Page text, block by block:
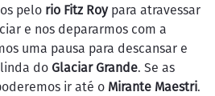
pelo rio Fitz Roypara atravessar
e nos depararmos com a
uma pausa para descansar e
do Glaciar Grande. Se as
ir até o Mirante Maestri.